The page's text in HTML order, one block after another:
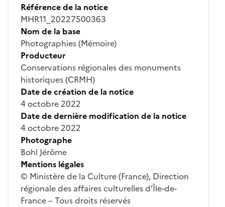
Référence de la notice
MHR11_20227500363
Nom de la base
Photographies (Mémoire)
Producteur
Conservations régionales des monuments
historiques (CRMH)
Date de création de la notice
4 octobre 2022
Date de dernière modification de la notice
4 octobre 2022
Photographe
Bohl Jérôme
Mentions légales
© Ministère de la Culture (France), Direction
régionale des affaires culturelles d’Île-de-
France – Tous droits réservés